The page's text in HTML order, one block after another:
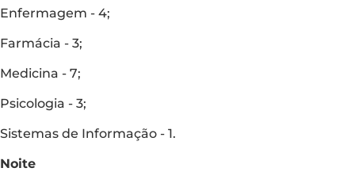
Enfermagem - 4;
Farmácia - 3;
Medicina - 7;
Psicologia - 3;
Sistemas de Informação - 1.
Noite